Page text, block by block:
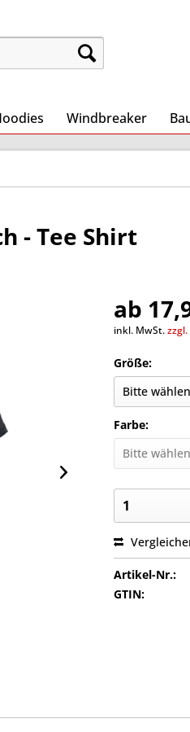
Windbreaker
- Tee Shirt
ab
inkl. MwSt.
Größe:
Farbe:
Artikel-Nr.:
GTIN: